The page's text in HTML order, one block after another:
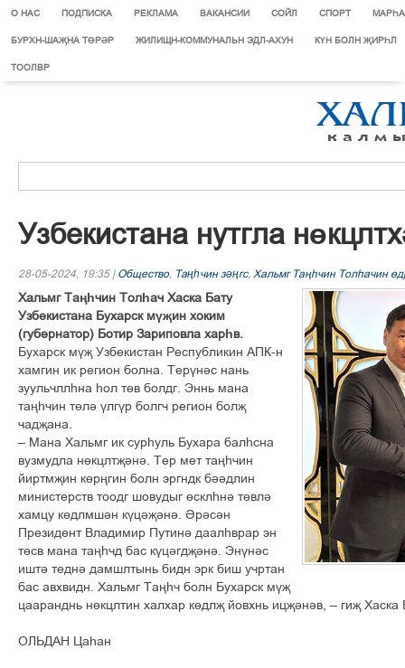
О НАС ПОДПИСКА РЕКЛАМА ВАКАНСИИ СОЙЛ СПОРТ
БУРХН-ШАҖНА ТӨРӘР ЖИЛИЩН-КОММУНАЛЬН ЭДЛ-АХУН КҮН БОЛН ҖИРҺЛ
ТООЛВР
Узбекистана нутгла
28-05-2024, 19:35 | Общество, Таңһчин зәңгс, Хальмг Тањєчин Толєачин
Хальмг Таңһчин Толһач Хаска Бату
Узбекистана Бухарск мүҗин хоким
(губернатор) Ботир Зариповла харһв.
Бухарск мүҗ Узбекистан Республикин АПК-н
хамгин ик регион болна. Терүнәс нань
зуульчллһна һол төв болдг. Эннь мана
таңһчин төлә үлгүр болгч регион болҗ
чадҗана.
– Мана Хальмг ик сурһуль Бухара балһсна
вузмудла нөкцлтҗәнә. Тер мет таңһчин
йиртмҗин көрңгин болн эргндк бәәдлин
министерств тоодг шовудыг өсклһнә төвлә
хамцу көдлмшән күцәҗәнә. Әрәсән
Президент Владимир Путинә даалһврар эн
төсв мана таңһчд бас күцәгдҗәнә. Энүнәс
иштә теднә дамшлтынь бидн эрк биш учртан
бас авхвидн. Хальмг Таңһч болн Бухарск мүҗ
цааранднь нөкцлтин халхар көдлҗ йовхнь ицҗәнәв, – гиҗ Хаска
ОЛЬДАН Цаһан